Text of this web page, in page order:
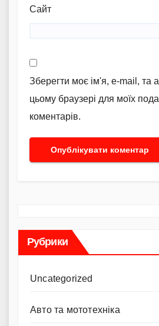
Сайт
Зберегти моє ім'я, e-mail, та
цьому браузері для моїх
коментарів.
Рубрики
Uncategorized
Авто та мототехніка